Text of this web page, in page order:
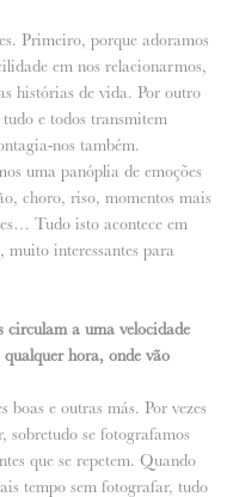
Primeiro, porque adoramos
em nos relacionarmos,
histórias de vida. Por outro
e todos transmitem
nos também.
uma panóplia de emoções
choro, riso, momentos mais
Tudo isto acontece em
interessantes para
circulam a uma velocidade
hora, onde vão
boas e outras más. Por vezes
sobretudo se fotografamos
que se repetem. Quando
tempo sem fotografar, tudo